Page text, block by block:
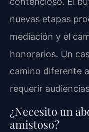
nuevas etapas
mediación y el
honorarios. Un
camino diferente
requerir
¿Necesito un
amistoso?